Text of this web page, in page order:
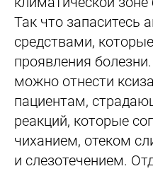
Так что запаситесь
средствами,
проявления
можно отнести
пациентам,
реакций, которые
чиханием, отеком
и слезотечением.